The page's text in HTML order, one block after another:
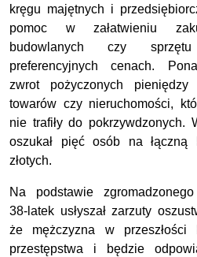
kręgu majętnych i
pomoc w załatwieniu
budowlanych czy
preferencyjnych cenach.
zwrot pożyczonych
towarów czy nieruchomości,
nie trafiły do pokrzywdzonych.
oszukał pięć osób na
złotych.
Na podstawie
38-latek usłyszał zarzuty
że mężczyzna w
przestępstwa i będzie